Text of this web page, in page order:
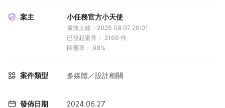
案主 小任務官方小天使
最後上線：2026.08.07 20:01
已發起案件： 2166 件
回覆率： 98%
案件類型 多媒體／設計相關
發佈日期 2024.06.27